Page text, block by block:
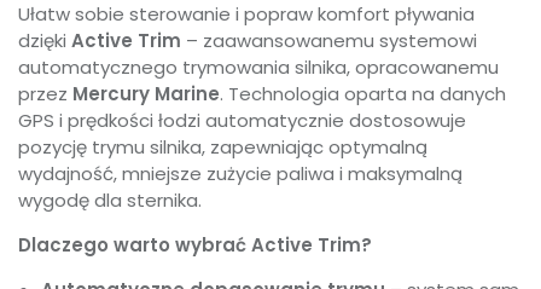
Ułatw sobie sterowanie i popraw komfort pływania
dzięki Active Trim – zaawansowanemu systemowi
automatycznego trymowania silnika, opracowanemu
przez Mercury Marine. Technologia oparta na danych
GPS i prędkości łodzi automatycznie dostosowuje
pozycję trymu silnika, zapewniając optymalną
wydajność, mniejsze zużycie paliwa i maksymalną
wygodę dla sternika.
Dlaczego warto wybrać Active Trim?